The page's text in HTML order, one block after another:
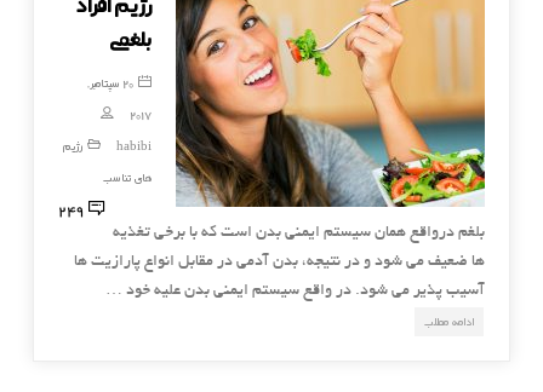
بلغمی
20 سپتامبر,
2017
habibi
رژیم
های تناسب
249
بلغم درواقع همان سیستم ایمنی بدن است که با برخی تغذیه
ها ضعیف می شود و در نتیجه، بدن آدمی در مقابل انواع پارازیت ها
آسیب پذیر می شود. در واقع سیستم ایمنی بدن علیه خود …
ادامه مطلب